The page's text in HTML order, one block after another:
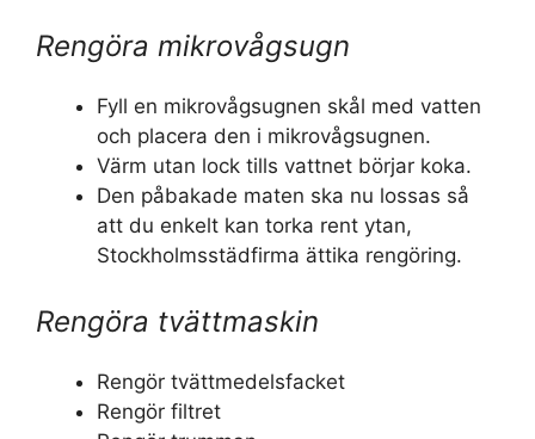
Rengöra mikrovågsugn
Fyll en mikrovågsugnen skål med vatten
och placera den i mikrovågsugnen.
Värm utan lock tills vattnet börjar koka.
Den påbakade maten ska nu lossas så
att du enkelt kan torka rent ytan,
Stockholmsstädfirma ättika rengöring.
Rengöra tvättmaskin
Rengör tvättmedelsfacket
Rengör filtret